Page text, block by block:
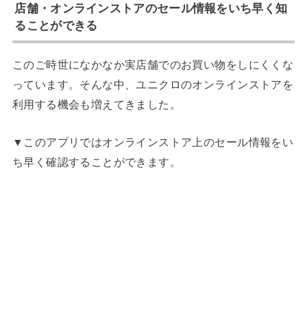
店舗・オンラインストアのセール情報をいち早く知
ることができる
このご時世になかなか実店舗でのお買い物をしにくくな
っています。そんな中、ユニクロのオンラインストアを
利用する機会も増えてきました。
▼このアプリではオンラインストア上のセール情報をい
ち早く確認することができます。